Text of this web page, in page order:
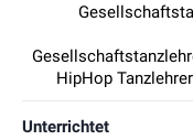
HipHop
Unterrichtet